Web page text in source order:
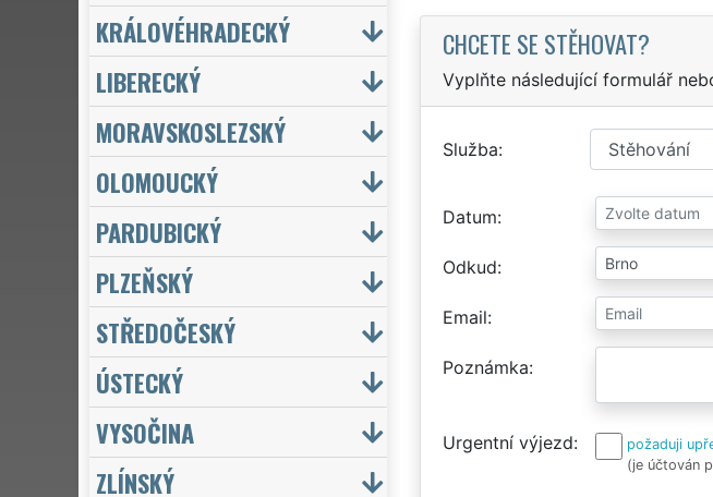
CHCETE SE STĚHOVAT?
Vyplňte následující formulář
Služba
Datum
Odkud
Email
Poznámka
Urgentní výjezd
požaduji
(je účtován
KRÁLOVÉHRADECKÝ
LIBERECKÝ
MORAVSKOSLEZSKÝ
OLOMOUCKÝ
PARDUBICKÝ
PLZEŇSKÝ
STŘEDOČESKÝ
ÚSTECKÝ
VYSOČINA
ZLÍNSKÝ